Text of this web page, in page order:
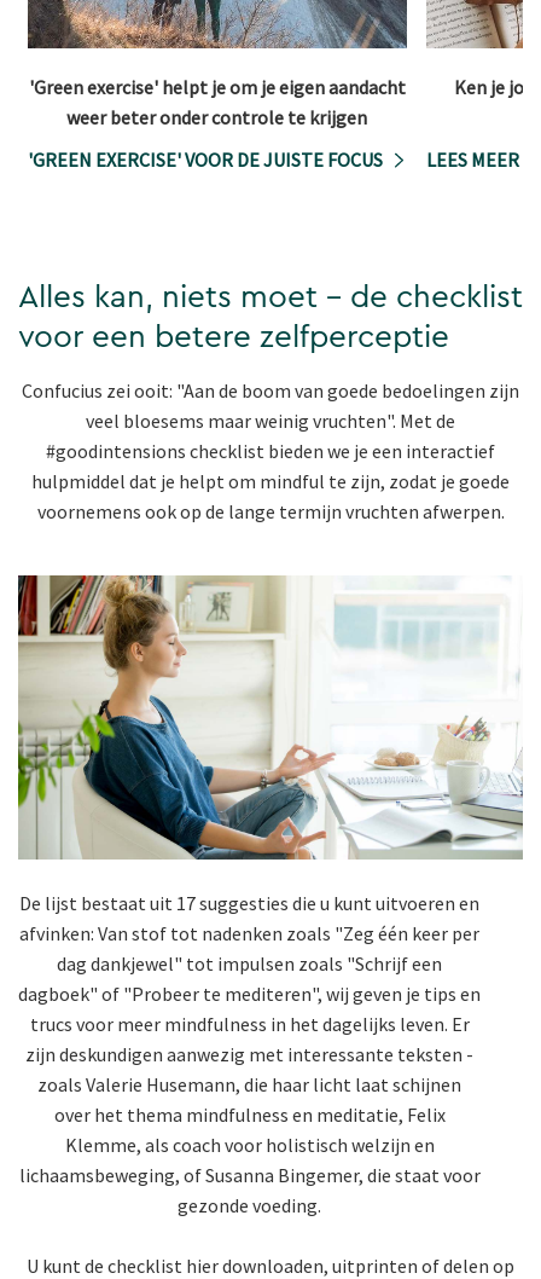
'Green exercise' helpt je om je eigen aandacht
weer beter onder controle te krijgen
'GREEN EXERCISE' VOOR DE JUISTE FOCUS
Ken je
LEES MEER
Alles kan, niets moet - de checklist
voor een betere zelfperceptie
Confucius zei ooit: "Aan de boom van goede bedoelingen zijn
veel bloesems maar weinig vruchten". Met de
#goodintensions checklist bieden we je een interactief
hulpmiddel dat je helpt om mindful te zijn, zodat je goede
voornemens ook op de lange termijn vruchten afwerpen.
De lijst bestaat uit 17 suggesties die u kunt uitvoeren en
afvinken: Van stof tot nadenken zoals "Zeg één keer per
dag dankjewel" tot impulsen zoals "Schrijf een
dagboek" of "Probeer te mediteren", wij geven je tips en
trucs voor meer mindfulness in het dagelijks leven. Er
zijn deskundigen aanwezig met interessante teksten -
zoals Valerie Husemann, die haar licht laat schijnen
over het thema mindfulness en meditatie, Felix
Klemme, als coach voor holistisch welzijn en
lichaamsbeweging, of Susanna Bingemer, die staat voor
gezonde voeding.
U kunt de checklist hier downloaden, uitprinten of delen op